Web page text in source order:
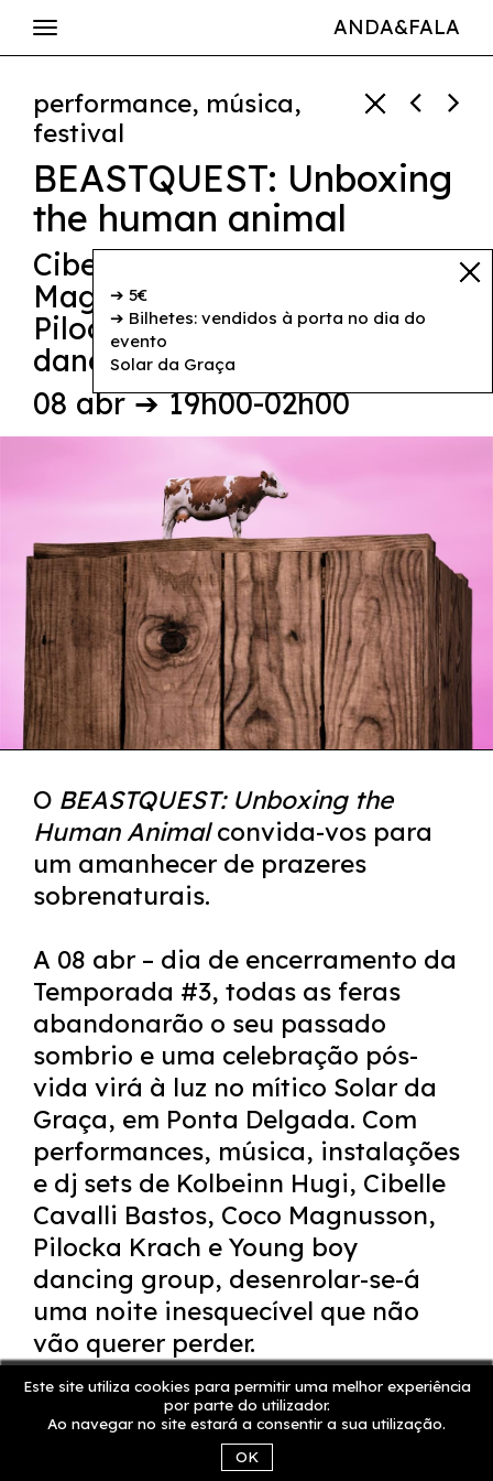
Este site utiliza cookies para permitir uma melhor experiência
por parte do utilizador.
Ao navegar no site estará a consentir a sua utilização.
OK
ANDA&FALA
performance, música,
festival
BEASTQUEST: Unboxing
the human animal
Cibelle Cavalli Bastos
Magnusson
Pilocka Krach,Young boy
dancing group
08 abr ➔ 19h00-02h00
O BEASTQUEST: Unboxing the
Human Animalconvida-vos para
um amanhecer de prazeres
sobrenaturais.
A 08 abr – dia de encerramento da
Temporada #3, todas as feras
abandonarão o seu passado
sombrio e uma celebração pós-
vida virá à luz no mítico Solar da
Graça, em Ponta Delgada. Com
performances, música, instalações
e dj sets de Kolbeinn Hugi, Cibelle
Cavalli Bastos, Coco Magnusson,
Pilocka Krach e Young boy
dancing group, desenrolar-se-á
uma noite inesquecível que não
vão querer perder.
Venham libertar o vosso lado
animal connosco!
➔ 5€
➔ Bilhetes: vendidos à porta no dia do
evento
Solar da Graça